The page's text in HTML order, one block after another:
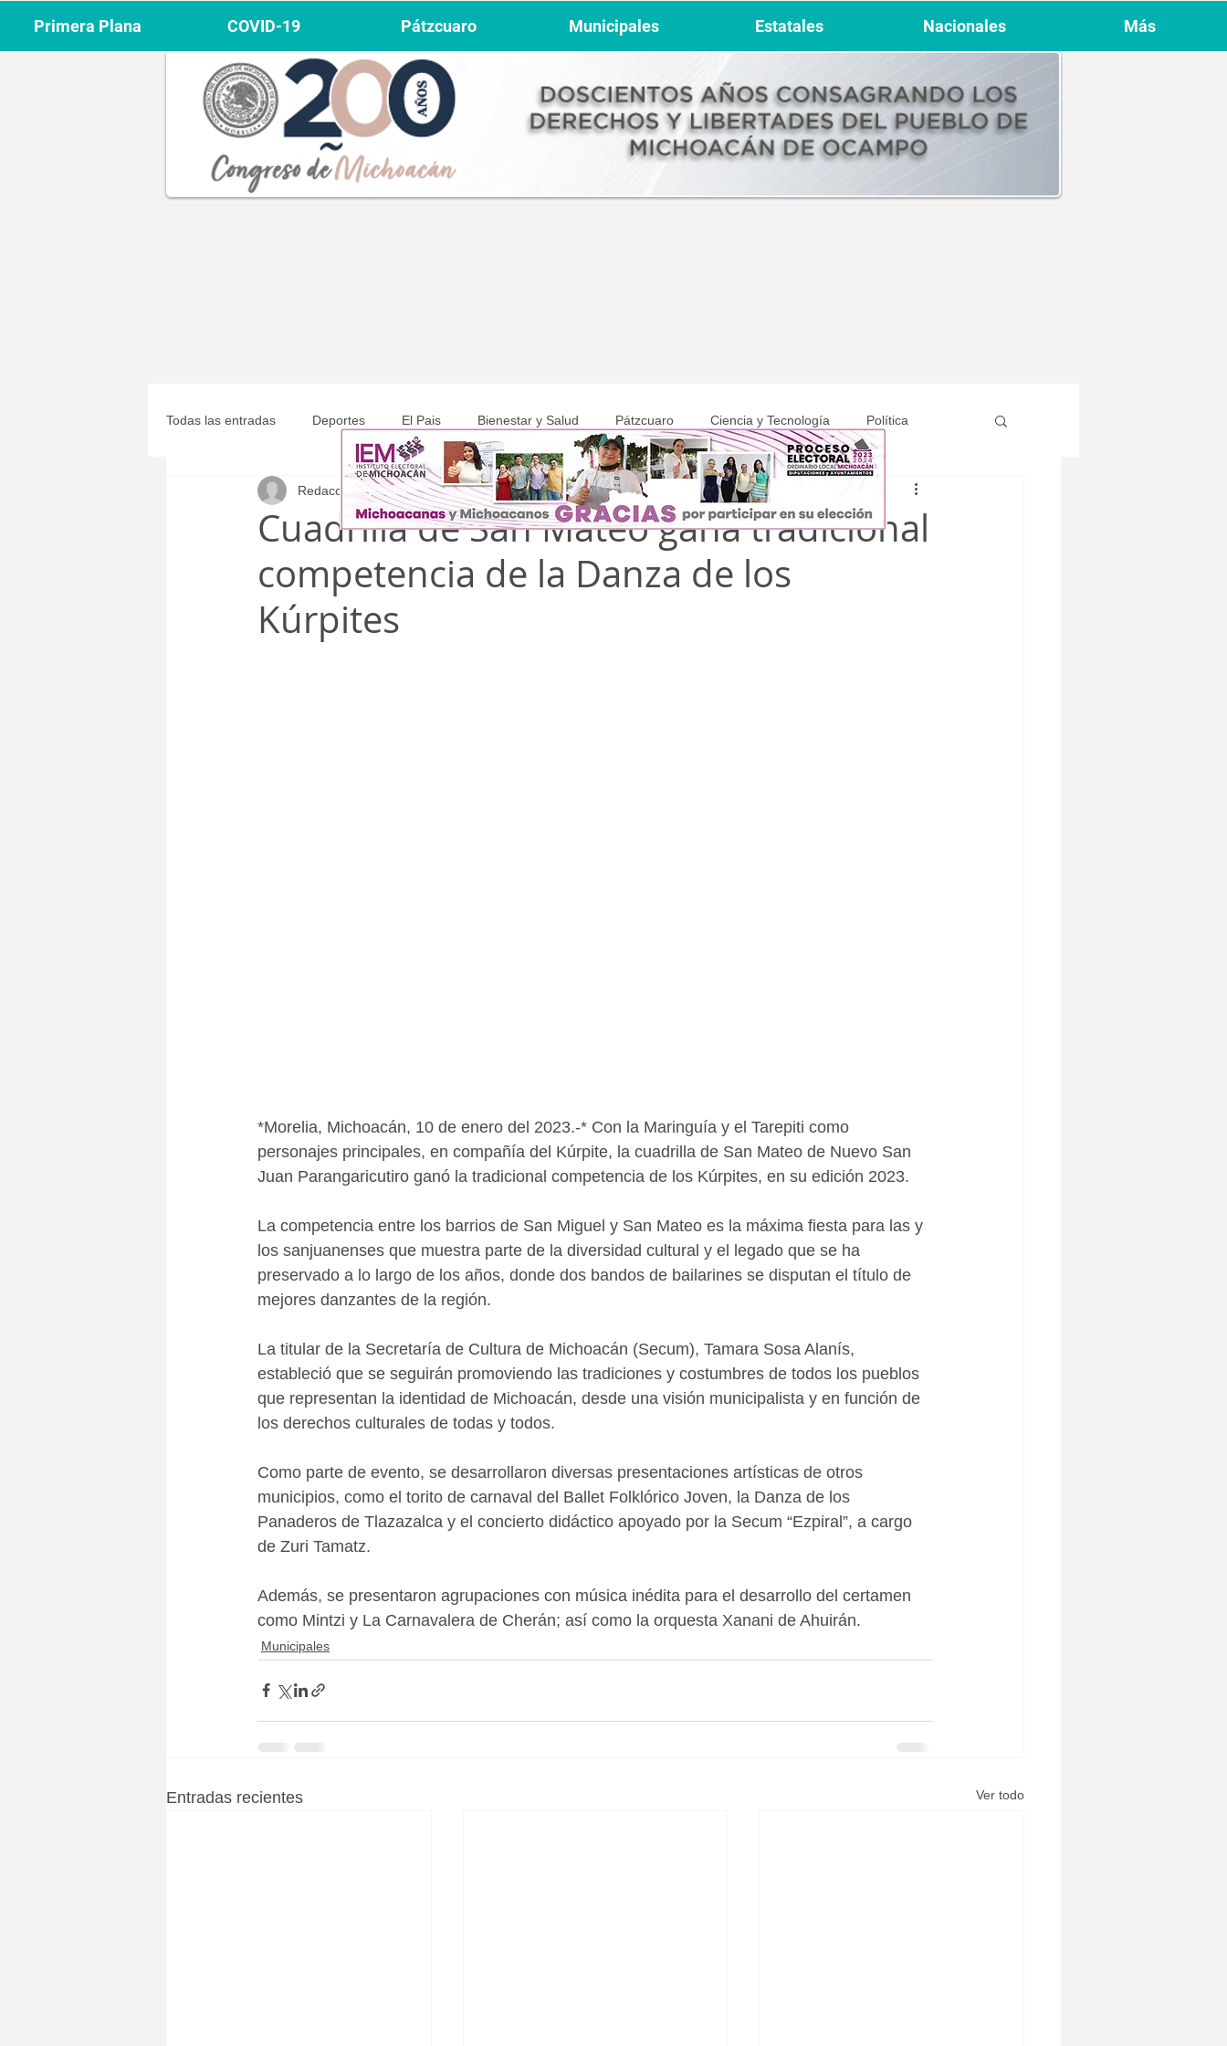
Todas las entradas Deportes El Pais Bienestar y Salud Pátzcuaro Ciencia y Tecnología Política
Michoacán Municipales COVID-19
Cuadrilla de San Mateo gana tradicional
competencia de la Danza de los
Kúrpites
Redacción 10 ene 2023 1 min de lectura
*Morelia, Michoacán, 10 de enero del 2023.-* Con la Maringuía y el Tarepiti como
personajes principales, en compañía del Kúrpite, la cuadrilla de San Mateo de Nuevo San
Juan Parangaricutiro ganó la tradicional competencia de los Kúrpites, en su edición 2023.
La competencia entre los barrios de San Miguel y San Mateo es la máxima fiesta para las y
los sanjuanenses que muestra parte de la diversidad cultural y el legado que se ha
preservado a lo largo de los años, donde dos bandos de bailarines se disputan el título de
mejores danzantes de la región.
La titular de la Secretaría de Cultura de Michoacán (Secum), Tamara Sosa Alanís,
estableció que se seguirán promoviendo las tradiciones y costumbres de todos los pueblos
que representan la identidad de Michoacán, desde una visión municipalista y en función de
los derechos culturales de todas y todos.
Como parte de evento, se desarrollaron diversas presentaciones artísticas de otros
municipios, como el torito de carnaval del Ballet Folklórico Joven, la Danza de los
Panaderos de Tlazazalca y el concierto didáctico apoyado por la Secum “Ezpiral”, a cargo
de Zuri Tamatz.
Además, se presentaron agrupaciones con música inédita para el desarrollo del certamen
como Mintzi y La Carnavalera de Cherán; así como la orquesta Xanani de Ahuirán.
Municipales
Entradas recientes Ver todo
Primera Plana COVID-19 Pátzcuaro Municipales Estatales Nacionales Más